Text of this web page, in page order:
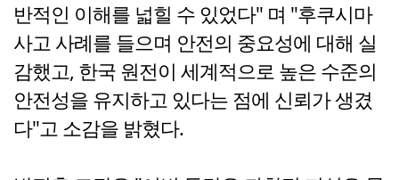
반적인 이해를 넓힐 수 있었다" 며 "후쿠시마
사고 사례를 들으며 안전의 중요성에 대해 실
감했고, 한국 원전이 세계적으로 높은 수준의
안전성을 유지하고 있다는 점에 신뢰가 생겼
다"고 소감을 밝혔다.